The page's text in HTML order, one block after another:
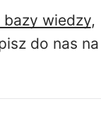
bazy wiedzy,
do nas na